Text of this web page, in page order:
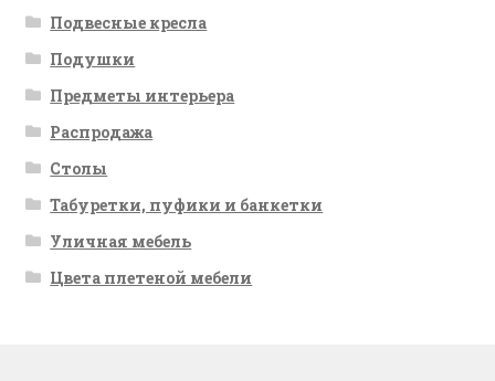
Подвесные кресла
Подушки
Предметы интерьера
Распродажа
Столы
Табуретки, пуфики и банкетки
Уличная мебель
Цвета плетеной мебели